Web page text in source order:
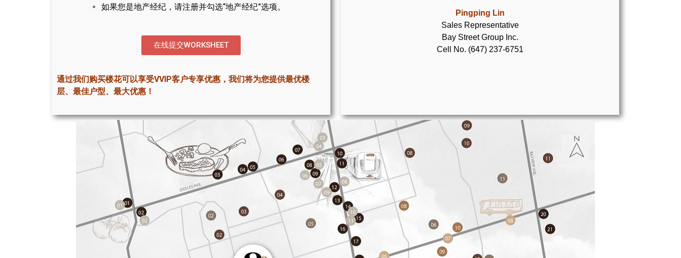
如果您是地产经纪，请注册并勾选“地产经纪”选项。
在线提交WORKSHEET
通过我们购买楼花可以享受VVIP客户专享优惠，我们将为您提供最优楼
层、最佳户型、最大优惠！
Pingping Lin
Sales Representative
Bay Street Group Inc.
Cell No. (647) 237-6751